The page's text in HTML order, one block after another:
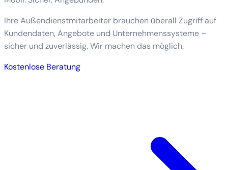
Ihre Außendienstmitarbeiter brauchen überall Zugriff auf
Kundendaten, Angebote und Unternehmenssysteme –
sicher und zuverlässig. Wir machen das möglich.
Kostenlose Beratung